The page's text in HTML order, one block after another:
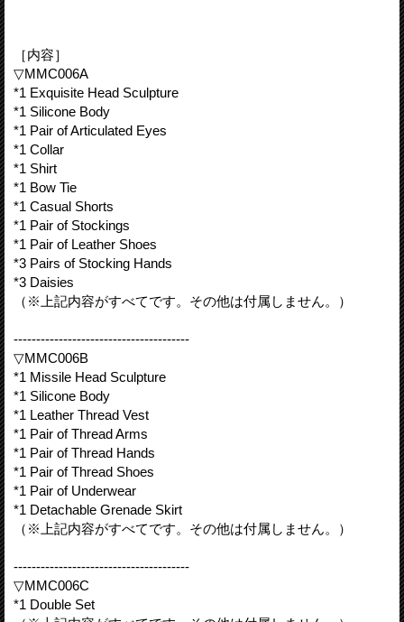
［内容］
▽MMC006A
*1 Exquisite Head Sculpture
*1 Silicone Body
*1 Pair of Articulated Eyes
*1 Collar
*1 Shirt
*1 Bow Tie
*1 Casual Shorts
*1 Pair of Stockings
*1 Pair of Leather Shoes
*3 Pairs of Stocking Hands
*3 Daisies
（※上記内容がすべてです。その他は付属しません。）
---------------------------------------
▽MMC006B
*1 Missile Head Sculpture
*1 Silicone Body
*1 Leather Thread Vest
*1 Pair of Thread Arms
*1 Pair of Thread Hands
*1 Pair of Thread Shoes
*1 Pair of Underwear
*1 Detachable Grenade Skirt
（※上記内容がすべてです。その他は付属しません。）
---------------------------------------
▽MMC006C
*1 Double Set